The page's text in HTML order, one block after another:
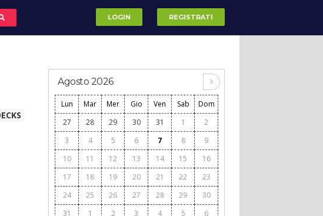
LOGIN REGISTRATI
Agosto 2026
Lun Mar Mer Gio Ven Sab
Dom
27
28 29 30 31 1
2
3
4 5 6 7 8
9
10
11 12 13 14 15
16
17
18 19 20 21 22
23
24
25 26 27 28 29
30
31
1 2 3 4 5 6